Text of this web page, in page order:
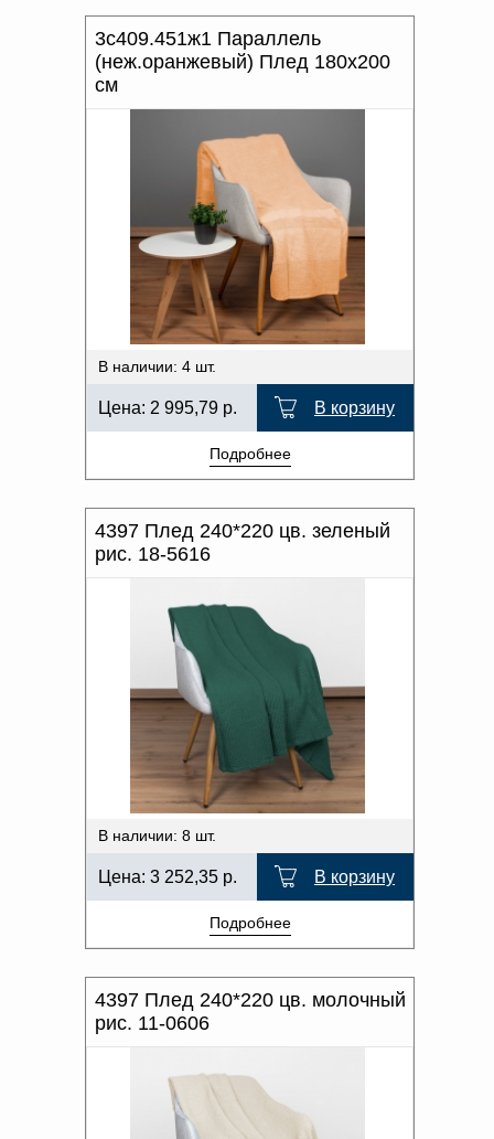
3с409.451ж1 Параллель
(неж.оранжевый) Плед 180х200
см
В наличии: 4 шт.
Цена: 2 995,79 р. В корзину
Подробнее
4397 Плед 240*220 цв. зеленый
рис. 18-5616
В наличии: 8 шт.
Цена: 3 252,35 р. В корзину
Подробнее
4397 Плед 240*220 цв. молочный
рис. 11-0606